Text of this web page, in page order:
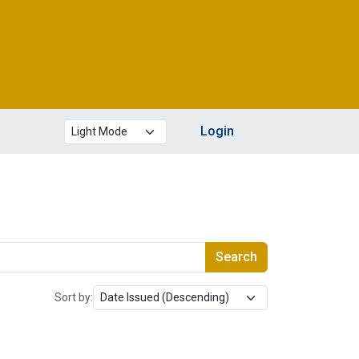
Theme mode Login
Search
Sort by: